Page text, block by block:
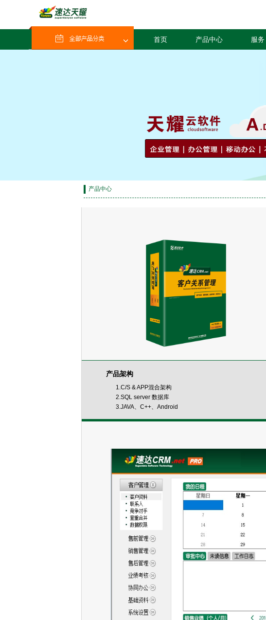
首页 产品中心 服务
产品中心
产品架构
1.C/S & APP混合架构
2.SQL server 数据库
3.JAVA、C++、Android